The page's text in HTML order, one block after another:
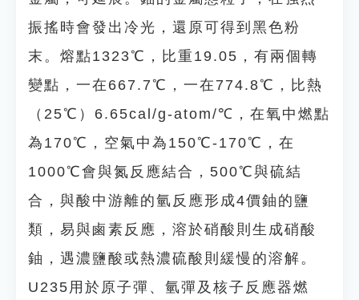
振搖時會發出冷光，還原可得到黑色粉
末。熔點1323℃，比重19.05，有兩個轉
變點，一在667.7℃，一在774.8℃，比熱
（25℃）6.65cal/g-atom/℃，在氧中燃點
為170℃，空氣中為150℃-170℃，在
1000℃會與氮反應結合，500℃與硫結
合，與酸中游離的氫反應形成4價鈾的鹽
類，易與鹵素反應，溶於硝酸則生成硝酸
鈾，遇濃鹽酸或熱濃硫酸則緩慢的溶解。
U235用於原子彈、氫彈及核子反應器燃